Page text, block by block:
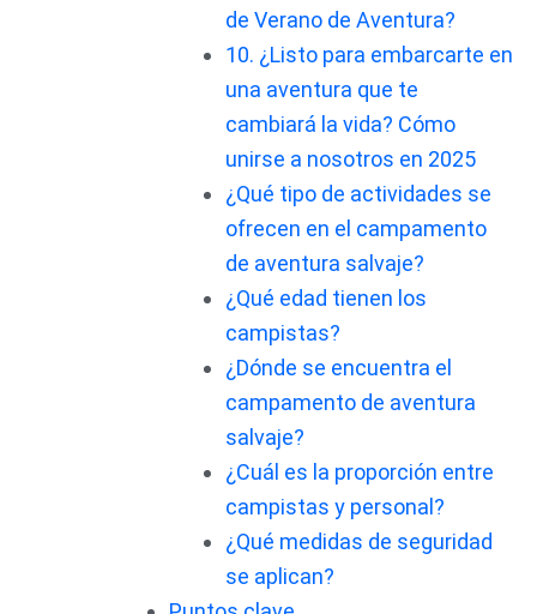
de Verano de Aventura?
10. ¿Listo para embarcarte en
una aventura que te
cambiará la vida? Cómo
unirse a nosotros en 2025
¿Qué tipo de actividades se
ofrecen en el campamento
de aventura salvaje?
¿Qué edad tienen los
campistas?
¿Dónde se encuentra el
campamento de aventura
salvaje?
¿Cuál es la proporción entre
campistas y personal?
¿Qué medidas de seguridad
se aplican?